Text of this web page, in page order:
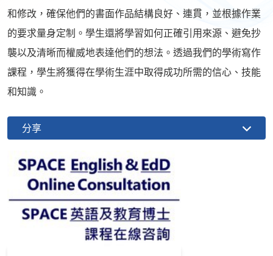
和修改，確保他們的書面作品結構良好、連貫，並根據作業
的要求量身定制。學生還將學習如何正確引用來源、避免抄
襲以及清晰而權威地表達他們的想法。透過我們的學術寫作
課程，學生將獲得在學術生涯中取得成功所需的信心、技能
和知識。
分享